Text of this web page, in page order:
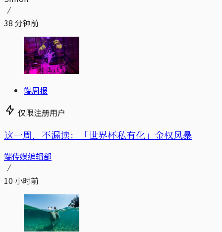
38 分钟前
端周报
仅限注册用户
这一周，不漏读：「世界杯私有化」金权风暴
端传媒编辑部
10 小时前